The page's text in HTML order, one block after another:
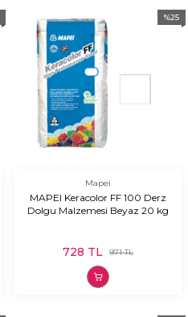
%25
Mapei
MAPEI Keracolor FF 100 Derz
Dolgu Malzemesi Beyaz 20 kg
971TL
728 TL